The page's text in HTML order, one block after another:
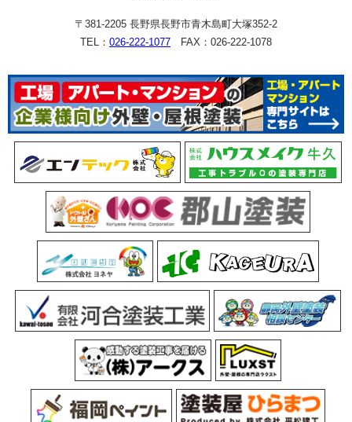
〒381-2205 長野県長野市青木島町大塚352-2
TEL： 026-222-1077 FAX：026-222-1078